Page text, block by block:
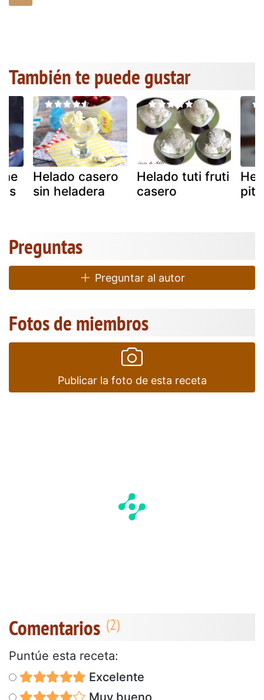
También te puede gustar
Helado casero
sin heladera
Helado tuti fruti
casero
Preguntas
Preguntar al autor
Fotos de miembros
Publicar la foto de esta receta
Comentarios
Puntúe esta receta:
Excelente
Muy bueno